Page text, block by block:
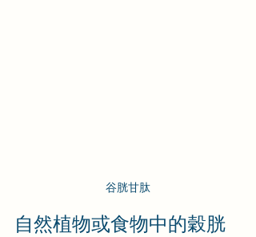
谷胱甘肽
自然植物或食物中的穀胱